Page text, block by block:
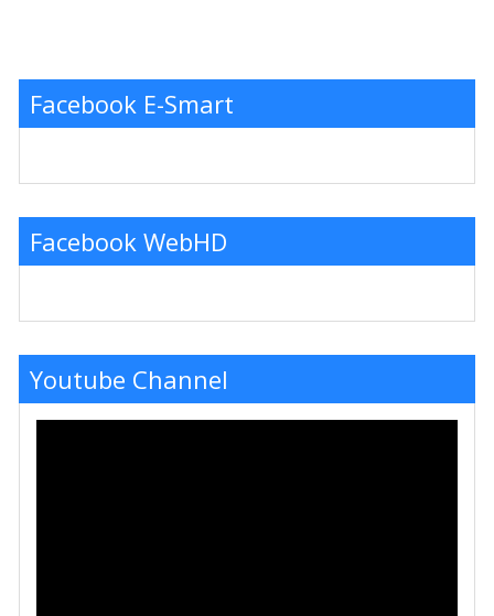
Facebook E-Smart
Facebook WebHD
Youtube Channel